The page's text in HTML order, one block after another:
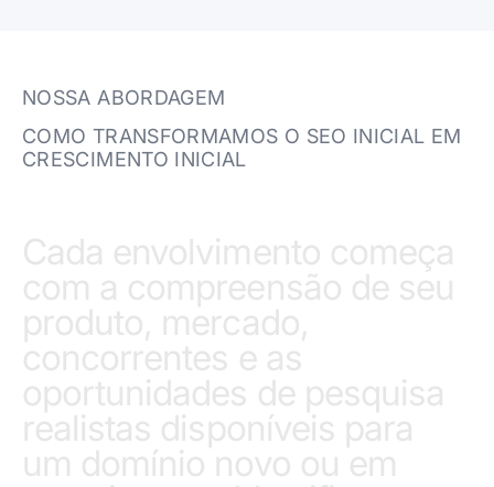
NOSSA ABORDAGEM
COMO TRANSFORMAMOS O SEO INICIAL EM
CRESCIMENTO INICIAL
Cada envolvimento começa
com a compreensão de seu
produto, mercado,
concorrentes e as
oportunidades de pesquisa
realistas disponíveis para
um domínio novo ou em